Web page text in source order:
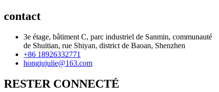
contact
3e étage, bâtiment C, parc industriel de Sanmin, communauté
de Shuitian, rue Shiyan, district de Baoan, Shenzhen
+86 18926332771
hongjujulie@163.com
RESTER CONNECTÉ